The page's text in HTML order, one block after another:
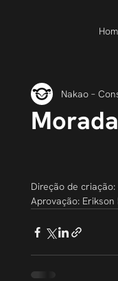
Nakao –
Direção de
Aprovação: